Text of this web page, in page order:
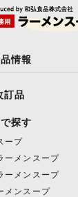
情報
訂品
探す
ープ
ーメンスープ
ーメンスープ
メンスープ